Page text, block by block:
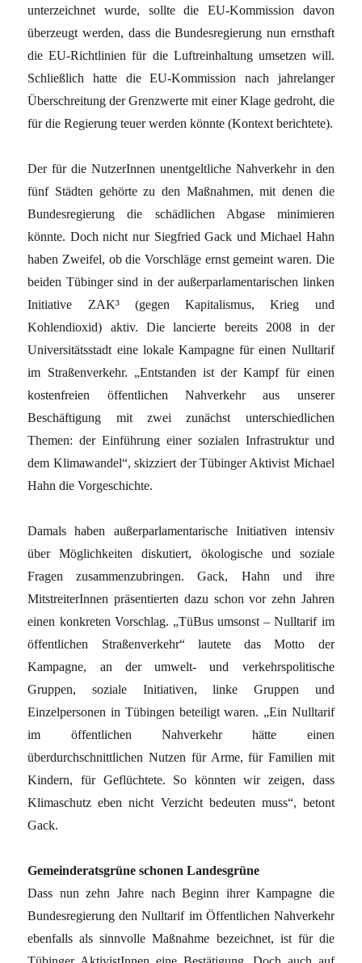
unterzeichnet wurde, sollte die EU-Kommission davon
überzeugt werden, dass die Bundesregierung nun ernsthaft
die EU-Richtlinien für die Luftreinhaltung umsetzen will.
Schließlich hatte die EU-Kommission nach jahrelanger
Überschreitung der Grenzwerte mit einer Klage gedroht, die
für die Regierung teuer werden könnte (Kontext berichtete).
Der für die NutzerInnen unentgeltliche Nahverkehr in den
fünf Städten gehörte zu den Maßnahmen, mit denen die
Bundesregierung die schädlichen Abgase minimieren
könnte. Doch nicht nur Siegfried Gack und Michael Hahn
haben Zweifel, ob die Vorschläge ernst gemeint waren. Die
beiden Tübinger sind in der außerparlamentarischen linken
Initiative ZAK³ (gegen Kapitalismus, Krieg und
Kohlendioxid) aktiv. Die lancierte bereits 2008 in der
Universitätsstadt eine lokale Kampagne für einen Nulltarif
im Straßenverkehr. „Entstanden ist der Kampf für einen
kostenfreien öffentlichen Nahverkehr aus unserer
Beschäftigung mit zwei zunächst unterschiedlichen
Themen: der Einführung einer sozialen Infrastruktur und
dem Klimawandel“, skizziert der Tübinger Aktivist Michael
Hahn die Vorgeschichte.
Damals haben außerparlamentarische Initiativen intensiv
über Möglichkeiten diskutiert, ökologische und soziale
Fragen zusammenzubringen. Gack, Hahn und ihre
MitstreiterInnen präsentierten dazu schon vor zehn Jahren
einen konkreten Vorschlag. „TüBus umsonst – Nulltarif im
öffentlichen Straßenverkehr“ lautete das Motto der
Kampagne, an der umwelt- und verkehrspolitische
Gruppen, soziale Initiativen, linke Gruppen und
Einzelpersonen in Tübingen beteiligt waren. „Ein Nulltarif
im öffentlichen Nahverkehr hätte einen
überdurchschnittlichen Nutzen für Arme, für Familien mit
Kindern, für Geflüchtete. So könnten wir zeigen, dass
Klimaschutz eben nicht Verzicht bedeuten muss“, betont
Gack.
Gemeinderatsgrüne schonen Landesgrüne
Dass nun zehn Jahre nach Beginn ihrer Kampagne die
Bundesregierung den Nulltarif im Öffentlichen Nahverkehr
ebenfalls als sinnvolle Maßnahme bezeichnet, ist für die